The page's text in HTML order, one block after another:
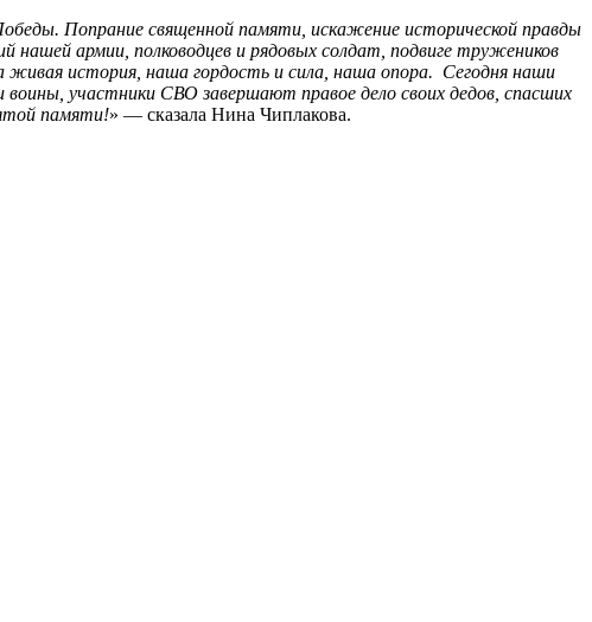
Попрание священной памяти, искажение исторической правды
армии, полководцев и рядовых солдат, подвиге тружеников
живая история, наша гордость и сила, наша опора. Сегодня наши
участники СВО завершают правое дело своих дедов, спасших
памяти!» — сказала Нина Чиплакова.